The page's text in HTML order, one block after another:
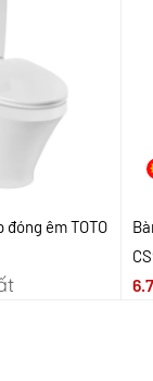
êm TOTO